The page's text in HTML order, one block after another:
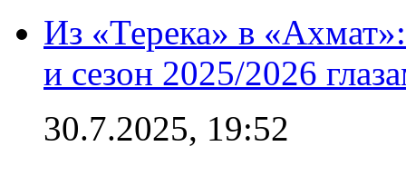
Из «Терека» в
и сезон 2025/2026
30.7.2025, 19:52